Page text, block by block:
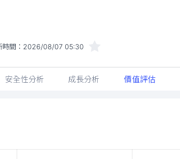
間： 2026/08/07 05:30
安全性分析 成長分析 價值評估